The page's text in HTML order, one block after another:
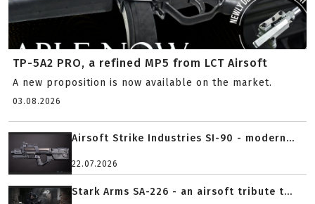
TP-5A2 PRO, a refined MP5 from LCT Airsoft
A new proposition is now available on the market.
03.08.2026
Airsoft Strike Industries SI-90 - modern...
22.07.2026
Stark Arms SA-226 - an airsoft tribute t...